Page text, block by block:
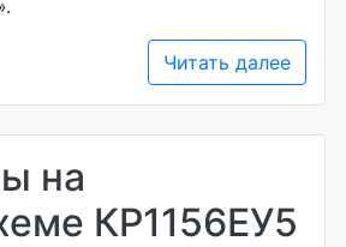
Читать далее
на
КР1156ЕУ5